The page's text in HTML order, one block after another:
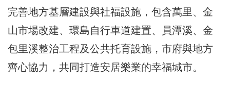
完善地方基層建設與社福設施，包含萬里、金
山市場改建、環島自行車道建置、員潭溪、金
包里溪整治工程及公共托育設施，市府與地方
齊心協力，共同打造安居樂業的幸福城市。